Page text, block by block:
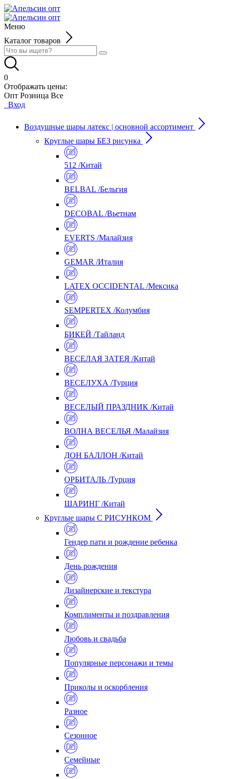
Меню
Каталог товаров
0
Отображать цены:
Опт Розница Все
Вход
Воздушные шары латекс | основной ассортимент
Круглые шары БЕЗ рисунка
512 /Китай
BELBAL /Бельгия
DECOBAL /Вьетнам
EVERTS /Малайзия
GEMAR /Италия
LATEX OCCIDENTAL /Мексика
SEMPERTEX /Колумбия
БИКЕЙ /Тайланд
ВЕСЕЛАЯ ЗАТЕЯ /Китай
ВЕСЕЛУХА /Турция
ВЕСЕЛЫЙ ПРАЗДНИК /Китай
ВОЛНА ВЕСЕЛЬЯ /Малайзия
ДОН БАЛЛОН /Китай
ОРБИТАЛЬ /Турция
ШАРИНГ /Китай
Круглые шары С РИСУНКОМ
Гендер пати и рождение ребенка
День рождения
Дизайнерские и текстура
Комплименты и поздравления
Любовь и свадьба
Популярные персонажи и темы
Приколы и оскорбления
Разное
Сезонное
Семейные